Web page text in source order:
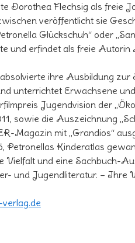
Dorothea Flechsig als freie
veröffentlicht sie
Glückschuh“ oder
und erfindet als freie
ihre Ausbildung
unterrichtet Erwachsene
Jugendvision der
sowie die Auszeichnung
Magazin mit „Grandios“
Petronellas Kinderatlas
Vielfalt und eine Sachbuch-
und Jugendliteratur. – Ihre